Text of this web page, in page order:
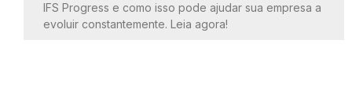
IFS Progress e como isso pode ajudar sua empresa a
evoluir constantemente. Leia agora!